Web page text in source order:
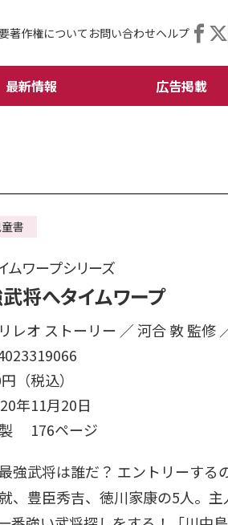
著作権について お問い合わせヘルプ
最新情報 広告掲載
書
ムワープシリーズ
将へタイムワープ
レオ ストーリー ／ 河合 敦 監修
（税込）
年11月20日
製 176ページ
強武将は誰だ？ エントリーする
、豊臣秀吉、徳川家康の5人。